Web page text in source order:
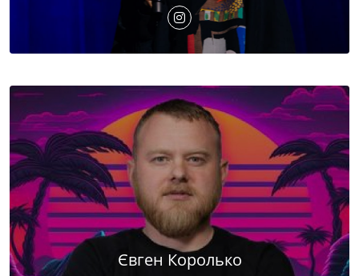
Євген Королько